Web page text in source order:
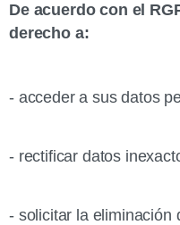
De acuerdo con el
derecho a:
- acceder a sus datos
- rectificar datos
- solicitar la eliminación